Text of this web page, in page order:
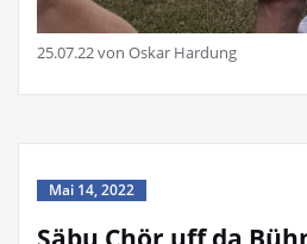
25.07.22 von Oskar Hardung
Mai 14, 2022